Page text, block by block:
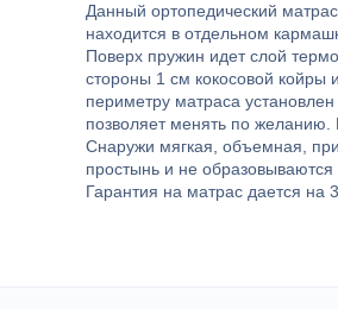
Данный ортопедический
находится в отдельном
Поверх пружин идет слой
стороны 1 см кокосовой койры
периметру матраса
позволяет менять по
Снаружи мягкая, объемная,
простынь и не образовываются
Гарантия на матрас дается на